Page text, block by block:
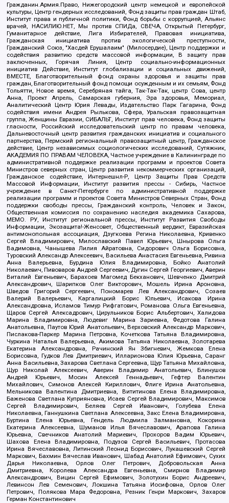
Гражданин.Армия.Право, Нижегородский центр немецкой и европейской
культуры, Центр гендерных исследований, Фонд защиты прав граждан Штаб,
Институт права и публичной политики, Фонд борьбы с коррупцией, Альянс
врачей, НАСИЛИЮ.НЕТ, Мы против СПИДа, СВЕЧА, Открытый Петербург,
Гуманитарное действие, Лига Избирателей, Правовая инициатива,
Гражданская инициатива против экологической преступности,
Гражданский Союз, "Хасдей Ерушалаим" (Милосердие), Центр поддержки и
содействия развитию средств массовой информации, В защиту прав
заключенных, Горячая Линия, Центр социально-информационных
инициатив Действие, Институт глобализации и социальных движений,
ВМЕСТЕ, Благотворительный фонд охраны здоровья и защиты прав
граждан, Благотворительный фонд помощи осужденным и их семьям, Фонд
Тольятти, Новое время, Серебряная тайга, Так-Так-Так, центр Сова, центр
Анна, Проект Апрель, Самарская губерния, Эра здоровья, Мемориал,
Аналитический Центр Юрия Левады, Издательство Парк Гагарина, Фонд
содействия имени Андрея Рылькова, Сфера, Уральская правозащитная
группа, Женщины Евразии, СИБАЛЬТ, Институт прав человека, Фонд защиты
гласности, Российский исследовательский центр по правам человека,
Дальневосточный центр развития гражданских инициатив и социального
партнерства, Пермский региональный правозащитный центр, Гражданское
действие, Центр независимых социологических исследований, Сутяжник,
АКАДЕМИЯ ПО ПРАВАМ ЧЕЛОВЕКА, Частное учреждение в Калининграде по
административной поддержке реализации программ и проектов Совета
Министров северных стран, Центр развития некоммерческих организаций,
Гражданское содействие, Интернешнл-Р, Центр Защиты Прав Средств
Массовой Информации, Институт развития прессы - Сибирь, Частное
учреждение в Санкт-Петербурге по административной поддержке
реализации программ и проектов Совета Министров Северных Стран, Фонд
поддержки свободы прессы, Гражданский контроль, Человек и Закон,
Общественная комиссия по сохранению наследия академика Сахарова,
МЕМО. РУ, Институт региональной прессы, Институт Развития Свободы
Информации, Экозащита!-Женсовет, Общественный вердикт, Евразийская
антимонопольная ассоциация, Дзугкоева Регина Николаевна, Кривенко
Сергей Владимирович, Милославский Павел Юрьевич, Шнырова Ольга
Вадимовна, Чанышева Лилия Айратовна, Сидорович Ольга Борисовна,
Туровский Александр Алексеевич, Васильева Анастасия Евгеньевна, Ривина
Анна Валерьевна, Бурдина Юлия Владимировна, Бойко Анатолий
Николаевич, Пивоваров Андрей Сергеевич, Дугин Сергей Георгиевич, Аверин
Виталий Евгеньевич, Барахоев Магомед Бекханович, Шевченко Дмитрий
Александрович, Шарипков Олег Викторович, Мошель Ирина Ароновна,
Шведов Григорий Сергеевич, Пономарев Лев Александрович, Созаев
Валерий Валерьевич, Каргалицкий Борис Юльевич, Исакова Ирина
Александровна, Исламов Тимур Рифгатович, Романова Ольга Евгеньевна,
Щаров Сергей Алексадрович, Цирульников Борис Альбертович, Халидова
Марина Владимировна, Людевиг Марина Зариевна, Федотова Галина
Анатольевна, Паутов Юрий Анатольевич, Верховский Александр Маркович,
Пислакова-Паркер Марина Петровна, Кочеткова Татьяна Владимировна,
Чуркина Наталья Валерьевна, Акимова Татьяна Николаевна, Золотарева
Екатерина Александровна, Рачинский Ян Збигневич, Жемкова Елена
Борисовна, Гудков Лев Дмитриевич, Илларионова Юлия Юрьевна, Саранг
Анна Васильевна, Захарова Светлана Сергеевна, Щур Татьяна Михайловна,
Щур Николай Алексеевич, Аверин Владимир Анатольевич, Блинушов
Андрей Юрьевич, Мосин Алексей Геннадьевич, Гефтер Валентин
Михайлович, Симонов Алексей Кириллович, Флиге Ирина Анатольевна,
Мельникова Валентина Дмитриевна, Вититинова Елена Владимировна,
Баженова Светлана Куприяновна, Исаев Сергей Владимирович, Максимов
Сергей Владимирович, Беляев Сергей Иванович, Голубева Елена
Николаевна, Ганнушкина Светлана Алексеевна, Закс Елена Владимировна,
Буртина Елена Юрьевна, Гендель Людмила Залмановна, Кокорина
Екатерина Алексеевна, Шуманов Илья Вячеславович, Арапова Галина
Юрьевна, Свечников Анатолий Мариевич, Прохоров Вадим Юрьевич,
Шахова Елена Владимировна, Подузов Сергей Васильевич, Протасова
Ирина Вячеславовна, Литинский Леонид Борисович, Лукашевский Сергей
Маркович, Бахмин Вячеслав Иванович, Шабад Анатолий Ефимович, Сухих
Дарья Николаевна, Орлов Олег Петрович, Добровольская Анна
Дмитриевна, Королева Александра Евгеньевна, Смирнов Владимир
Александрович, Вицин Сергей Ефимович, Золотухин Борис Андреевич,
Левинсон Лев Семенович, Локшина Татьяна Иосифовна, Орлов Олег
Петрович, Полякова Мара Федоровна, Резник Генри Маркович, Захаров
Герман Константинович